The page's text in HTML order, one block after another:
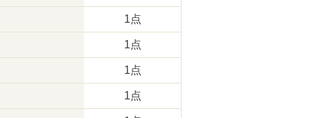
1点
1点
1点
1点